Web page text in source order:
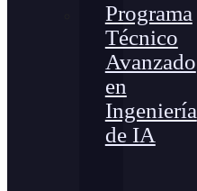
Programa
Técnico
Avanzado
en
Ingeniería
de IA